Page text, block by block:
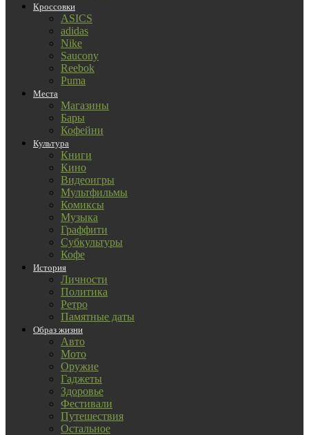
Кроссовки
ASICS
adidas
Nike
Saucony
Reebok
Puma
Места
Магазины
Бары
Кофейни
Культура
Книги
Кино
Видеоигры
Мультфильмы
Комиксы
Музыка
Граффити
Субкультуры
Кофе
История
Личности
Политика
Ретро
Памятные даты
Образ жизни
Авто
Мото
Оружие
Гаджеты
Здоровье
Фестивали
Путешествия
Остальное